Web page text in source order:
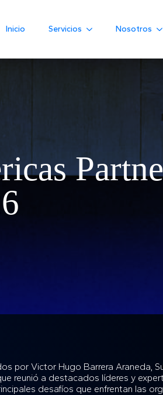
Inicio Servicios Nosotros
por Victor Hugo Barrera Araneda,
reunió a destacados líderes y
desafíos que enfrentan las